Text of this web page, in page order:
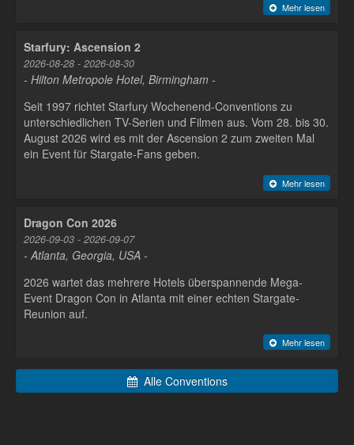
Mehr lesen
Starfury: Ascension 2
2026-08-28 - 2026-08-30
- Hilton Metropole Hotel, Birmingham -
Seit 1997 richtet Starfury Wochenend-Conventions zu
unterschiedlichen TV-Serien und Filmen aus. Vom 28. bis 30.
August 2026 wird es mit der Ascension 2 zum zweiten Mal
ein Event für Stargate-Fans geben.
Mehr lesen
Dragon Con 2026
2026-09-03 - 2026-09-07
- Atlanta, Georgia, USA -
2026 wartet das mehrere Hotels überspannende Mega-
Event Dragon Con in Atlanta mit einer echten Stargate-
Reunion auf.
Mehr lesen
Alle Conventions